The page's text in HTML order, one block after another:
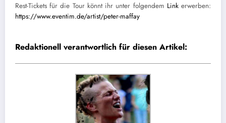
Rest-Tickets für die Tour könnt ihr unter folgendem Linkerwerben:
https://www.eventim.de/artist/peter-maffay
Redaktionell verantwortlich für diesen Artikel: